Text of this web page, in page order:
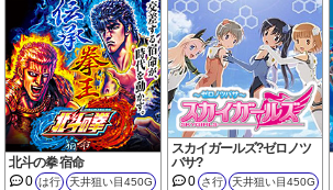
北斗の拳 宿命
0 は行 天井狙い目450G
スカイガールズ?ゼロノツ
バサ?
0 さ行 天井狙い目450G